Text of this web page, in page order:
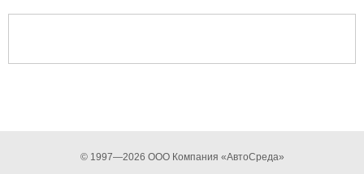
© 1997—2026 ООО Компания «АвтоСреда»